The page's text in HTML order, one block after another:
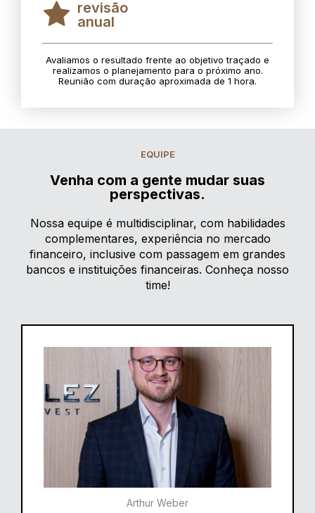
revisão
anual
Avaliamos o resultado frente ao objetivo traçado e
realizamos o planejamento para o próximo ano.
Reunião com duração aproximada de 1 hora.
EQUIPE
Venha com a gente mudar suas
perspectivas.
Nossa equipe é multidisciplinar, com habilidades
complementares, experiência no mercado
financeiro, inclusive com passagem em grandes
bancos e instituições financeiras. Conheça nosso
time!
Arthur Weber